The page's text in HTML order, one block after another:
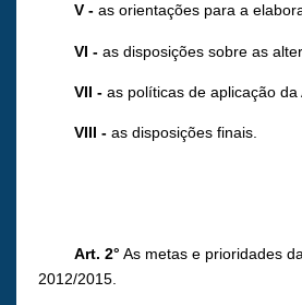
V - as orientações para a
VI - as disposições sobre as
VII - as políticas de aplicação
VIII - as disposições finais.
Art. 2° As metas e prioridades
2012/2015.